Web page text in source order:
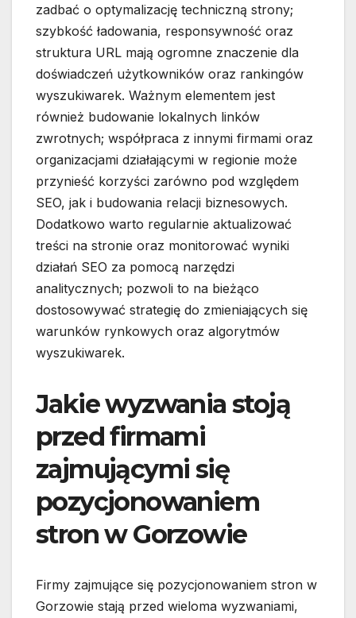
zadbać o optymalizację techniczną strony;
szybkość ładowania, responsywność oraz
struktura URL mają ogromne znaczenie dla
doświadczeń użytkowników oraz rankingów
wyszukiwarek. Ważnym elementem jest
również budowanie lokalnych linków
zwrotnych; współpraca z innymi firmami oraz
organizacjami działającymi w regionie może
przynieść korzyści zarówno pod względem
SEO, jak i budowania relacji biznesowych.
Dodatkowo warto regularnie aktualizować
treści na stronie oraz monitorować wyniki
działań SEO za pomocą narzędzi
analitycznych; pozwoli to na bieżąco
dostosowywać strategię do zmieniających się
warunków rynkowych oraz algorytmów
wyszukiwarek.
Jakie wyzwania stoją
przed firmami
zajmującymi się
pozycjonowaniem
stron w Gorzowie
Firmy zajmujące się pozycjonowaniem stron w
Gorzowie stają przed wieloma wyzwaniami,